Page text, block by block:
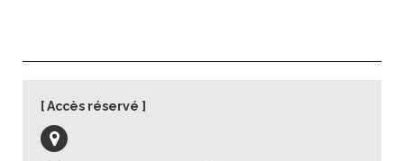
Accès réservé